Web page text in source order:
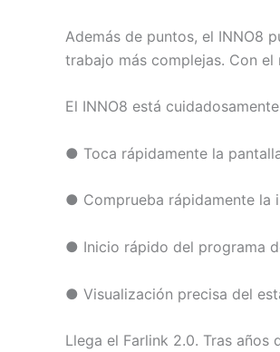
Además de puntos, el INNO8
trabajo más complejas. Con
El INNO8 está
● Toca rápidamente la
● Comprueba rápidamente la
● Inicio rápido del programa
● Visualización precisa del
Llega el Farlink 2.0. Tras